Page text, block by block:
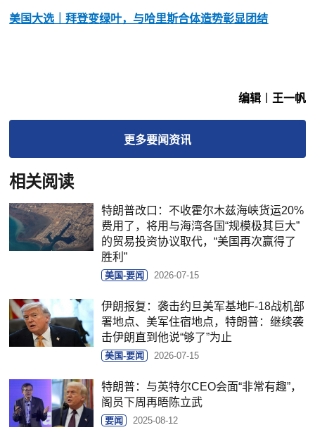
美国大选｜拜登变绿叶，与哈里斯合体造势彰显团结
编辑︱王一帆
更多要闻资讯
相关阅读
特朗普改口：不收霍尔木兹海峡货运20%
费用了，将用与海湾各国“规模极其巨大”
的贸易投资协议取代，“美国再次赢得了
胜利”
美国-要闻 2026-07-15
伊朗报复：袭击约旦美军基地F-18战机部
署地点、美军住宿地点，特朗普：继续袭
击伊朗直到他说“够了”为止
美国-要闻 2026-07-15
特朗普：与英特尔CEO会面“非常有趣”，
阁员下周再晤陈立武
要闻 2025-08-12